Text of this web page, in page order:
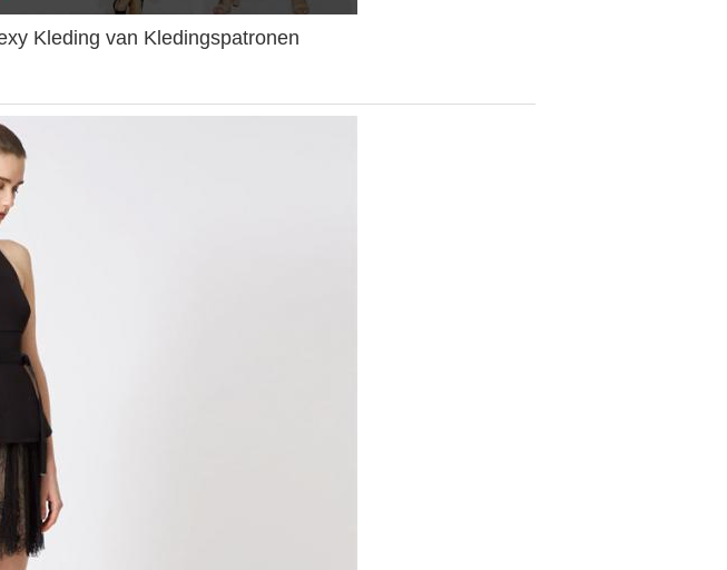
Kleding van Kledingspatronen